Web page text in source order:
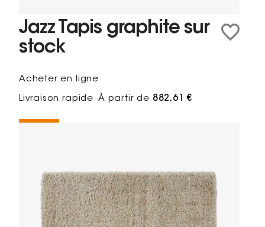
Jazz Tapis graphite sur
stock
Acheter en ligne
Livraison rapide À partir de 882,61 €